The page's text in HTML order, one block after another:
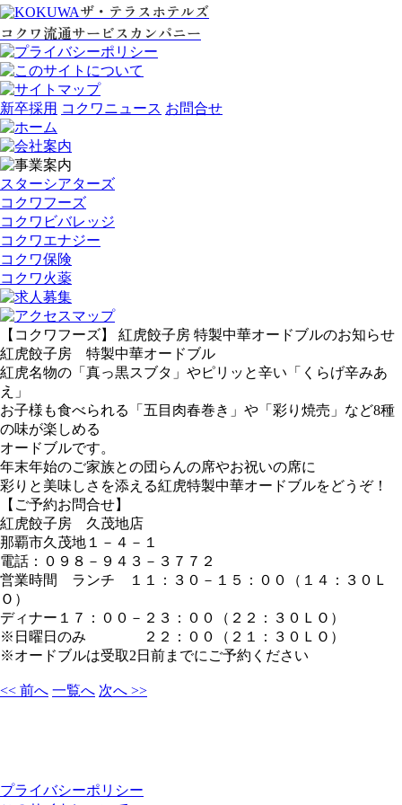
ザ・テラスホテルズ
コクワ流通サービスカンパニー
新卒採用 コクワニュース お問合せ
スターシアターズ
コクワフーズ
コクワビバレッジ
コクワエナジー
コクワ保険
コクワ火薬
【コクワフーズ】 紅虎餃子房 特製中華オードブルのお知らせ
紅虎餃子房 特製中華オードブル
紅虎名物の「真っ黒スブタ」やピリッと辛い「くらげ辛みあ
え」
お子様も食べられる「五目肉春巻き」や「彩り焼売」など8種
の味が楽しめる
オードブルです。
年末年始のご家族との団らんの席やお祝いの席に
彩りと美味しさを添える紅虎特製中華オードブルをどうぞ！
【ご予約お問合せ】
紅虎餃子房 久茂地店
那覇市久茂地１－４－１
電話：０９８－９４３－３７７２
営業時間 ランチ １１：３０－１５：００（１４：３０Ｌ
Ｏ）
ディナー１７：００－２３：００（２２：３０ＬＯ）
※日曜日のみ ２２：００（２１：３０ＬＯ）
※オードブルは受取2日前までにご予約ください
<< 前へ 一覧へ 次へ >>
プライバシーポリシー